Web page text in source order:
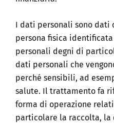
I dati personali sono dati
persona fisica
personali degni di
dati personali che
perché sensibili, ad
salute. Il trattamento fa
forma di operazione
particolare la raccolta, la